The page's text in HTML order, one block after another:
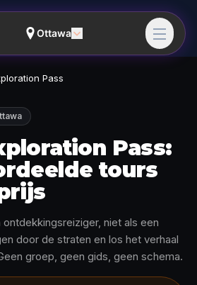
Ottawa
Pass
Pass:
tours
niet als een
door de straten en los het verhaal
groep, geen gids, geen schema.